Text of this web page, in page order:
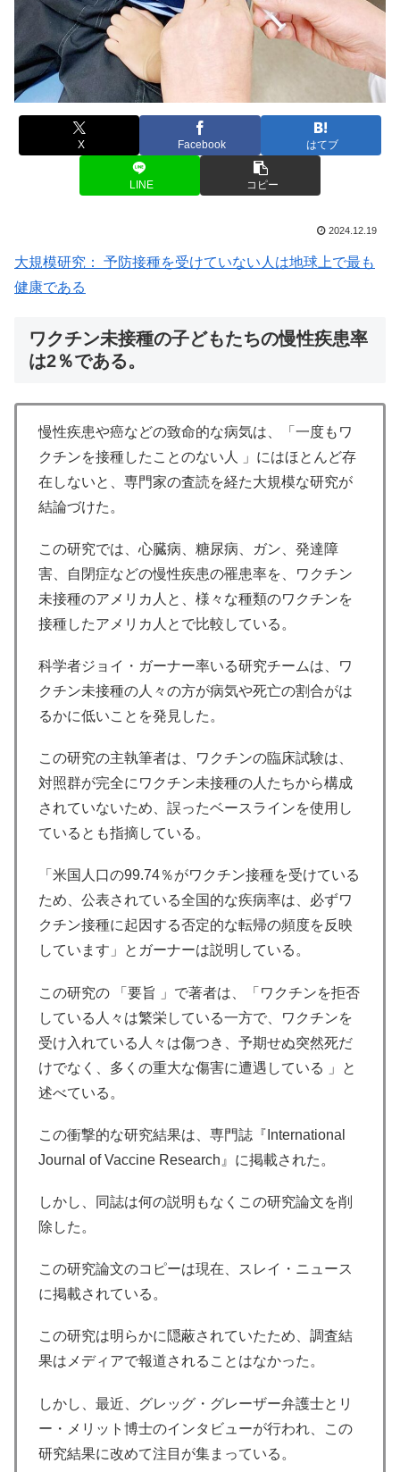
X Facebook はてブ
LINE コピー
2024.12.19
大規模研究： 予防接種を受けていない人は地球上で最も
健康である
ワクチン未接種の子どもたちの慢性疾患率
は2％である。
慢性疾患や癌などの致命的な病気は、「一度もワ
クチンを接種したことのない人 」にはほとんど存
在しないと、専門家の査読を経た大規模な研究が
結論づけた。
この研究では、心臓病、糖尿病、ガン、発達障
害、自閉症などの慢性疾患の罹患率を、ワクチン
未接種のアメリカ人と、様々な種類のワクチンを
接種したアメリカ人とで比較している。
科学者ジョイ・ガーナー率いる研究チームは、ワ
クチン未接種の人々の方が病気や死亡の割合がは
るかに低いことを発見した。
この研究の主執筆者は、ワクチンの臨床試験は、
対照群が完全にワクチン未接種の人たちから構成
されていないため、誤ったベースラインを使用し
ているとも指摘している。
「米国人口の99.74％がワクチン接種を受けている
ため、公表されている全国的な疾病率は、必ずワ
クチン接種に起因する否定的な転帰の頻度を反映
しています」とガーナーは説明している。
この研究の 「要旨 」で著者は、「ワクチンを拒否
している人々は繁栄している一方で、ワクチンを
受け入れている人々は傷つき、予期せぬ突然死だ
けでなく、多くの重大な傷害に遭遇している 」と
述べている。
この衝撃的な研究結果は、専門誌『International
Journal of Vaccine Research』に掲載された。
しかし、同誌は何の説明もなくこの研究論文を削
除した。
この研究論文のコピーは現在、スレイ・ニュース
に掲載されている。
この研究は明らかに隠蔽されていたため、調査結
果はメディアで報道されることはなかった。
しかし、最近、グレッグ・グレーザー弁護士とリ
ー・メリット博士のインタビューが行われ、この
研究結果に改めて注目が集まっている。